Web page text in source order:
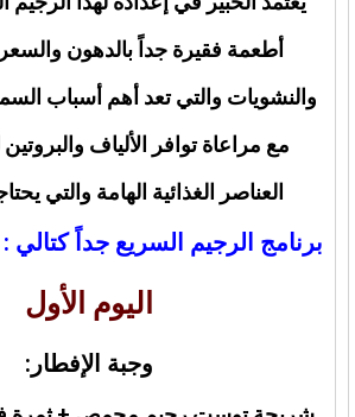
أطعمة فقيرة جداً بالدهون
والنشويات والتي تعد أهم أسباب
مع مراعاة توافر الألياف
العناصر الغذائية الهامة والتي
برنامج الرجيم السريع جداً كتالي :
اليوم الأول
وجبة الإفطار: